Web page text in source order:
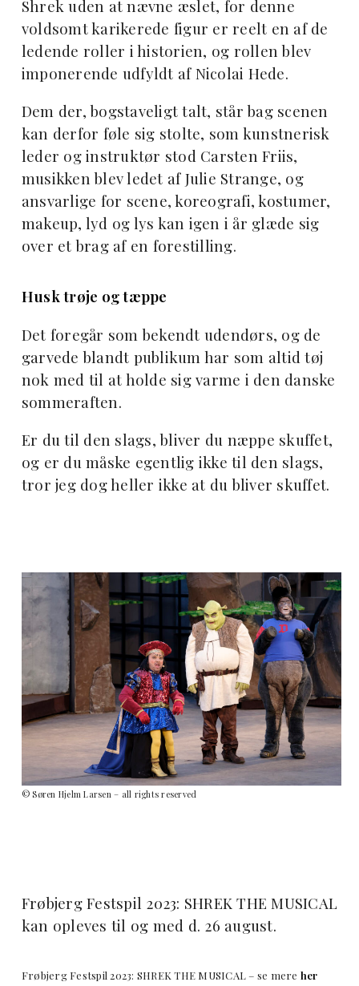
Shrek uden at nævne æslet, for denne
voldsomt karikerede figur er reelt en af de
ledende roller i historien, og rollen blev
imponerende udfyldt af Nicolai Hede.
Dem der, bogstaveligt talt, står bag scenen
kan derfor føle sig stolte, som kunstnerisk
leder og instruktør stod Carsten Friis,
musikken blev ledet af Julie Strange, og
ansvarlige for scene, koreografi, kostumer,
makeup, lyd og lys kan igen i år glæde sig
over et brag af en forestilling.
Husk trøje og tæppe
Det foregår som bekendt udendørs, og de
garvede blandt publikum har som altid tøj
nok med til at holde sig varme i den danske
sommeraften.
Er du til den slags, bliver du næppe skuffet,
og er du måske egentlig ikke til den slags,
tror jeg dog heller ikke at du bliver skuffet.
© Søren Hjelm Larsen – all rights reserved
Frøbjerg Festspil 2023: SHREK THE MUSICAL
kan opleves til og med d. 26 august.
Frøbjerg Festspil 2023: SHREK THE MUSICAL – se mere her